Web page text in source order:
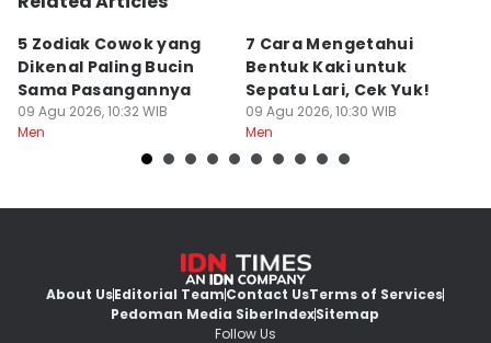
5 Zodiak Cowok yang
Dikenal Paling Bucin
Sama Pasangannya
09 Agu 2026, 10:32 WIB
Men
7 Cara Mengetahui
Bentuk Kaki untuk
Sepatu Lari, Cek Yuk!
09 Agu 2026, 10:30 WIB
Men
About UsEditorial TeamContact UsTerms of Services
Pedoman Media SiberIndexSitemap
Follow Us